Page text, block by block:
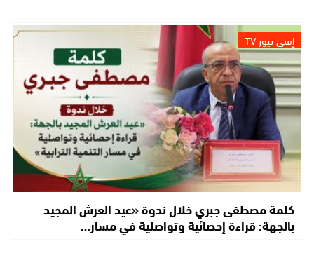
إفني نيوز TV
كلمة مصطفى جبري خلال ندوة «عيد العرش المجيد
بالجهة: قراءة إحصائية وتواصلية في مسار…